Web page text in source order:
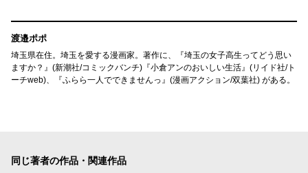
渡邉ポポ
埼玉県在住。埼玉を愛する漫画家。著作に、『埼玉の女子高生ってどう思い
ますか？』(新潮社/コミックバンチ)『小倉アンのおいしい生活』(リイド社/ト
ーチweb)、『ふらら一人でできませんっ』(漫画アクション/双葉社) がある。
同じ著者の作品・関連作品